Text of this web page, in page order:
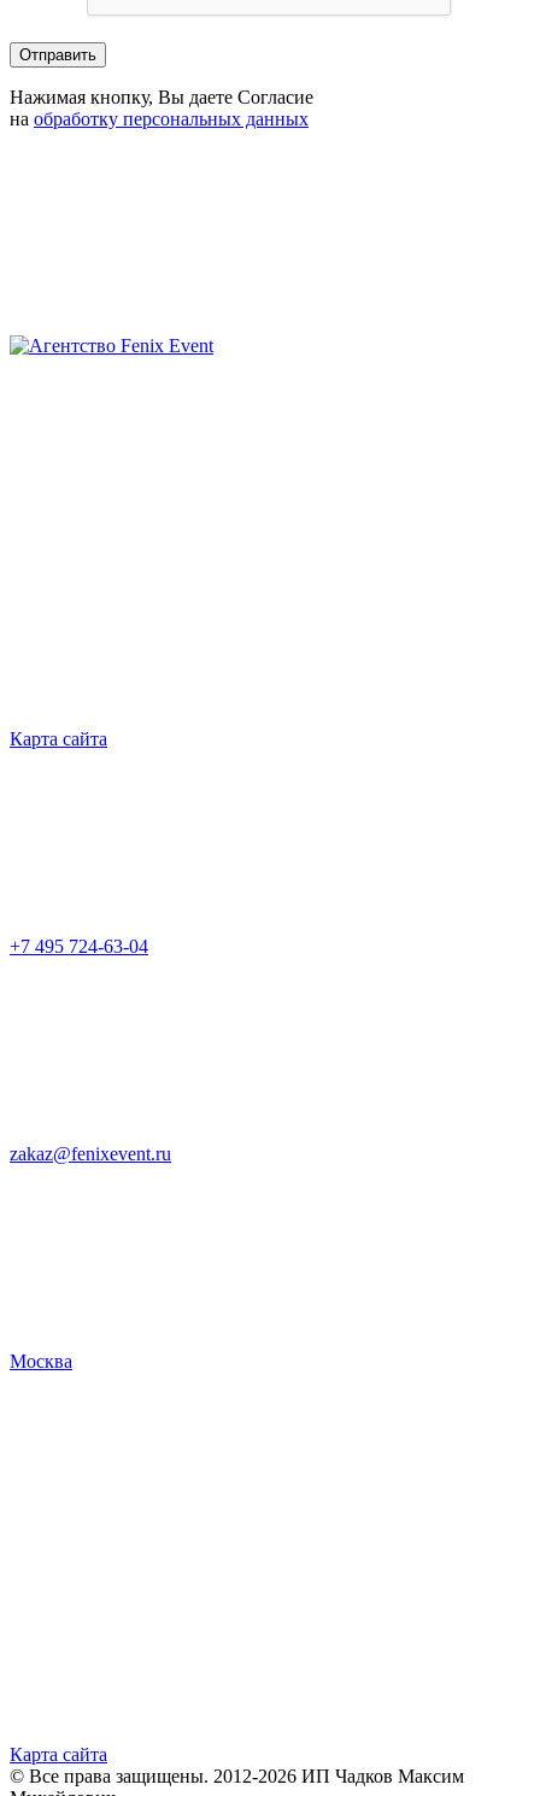
Нажимая кнопку, Вы даете Согласие
на обработку персональных данных
Агентство
Карта сайта
+7 495 724-63-04
zakaz@fenixevent.ru
Москва
Карта сайта
© Все права защищены. 2012-2026 ИП Чадков Максим